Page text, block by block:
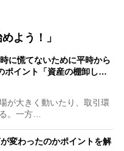
よう！」
に慌てないために平時から
ポイント「資産の棚卸し…
が大きく動いたり、取引環
。一方…
変わったのかポイントを解